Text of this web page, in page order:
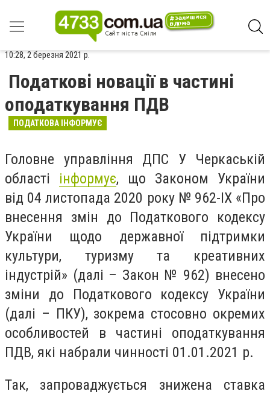
10:28, 2 березня 2021 р.
Податкові новації в частині
оподаткування ПДВ
ПОДАТКОВА ІНФОРМУЄ
Головне управління ДПС У Черкаській
області інформує, що Законом України
від 04 листопада 2020 року № 962-ІХ «Про
внесення змін до Податкового кодексу
України щодо державної підтримки
культури, туризму та креативних
індустрій» (далі – Закон № 962) внесено
зміни до Податкового кодексу України
(далі – ПКУ), зокрема стосовно окремих
особливостей в частині оподаткування
ПДВ, які набрали чинності 01.01.2021 р.
Так, запроваджується знижена ставка